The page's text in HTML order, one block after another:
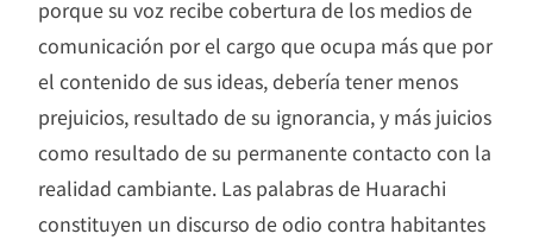
porque su voz recibe cobertura de los medios de
comunicación por el cargo que ocupa más que por
el contenido de sus ideas, debería tener menos
prejuicios, resultado de su ignorancia, y más juicios
como resultado de su permanente contacto con la
realidad cambiante. Las palabras de Huarachi
constituyen un discurso de odio contra habitantes